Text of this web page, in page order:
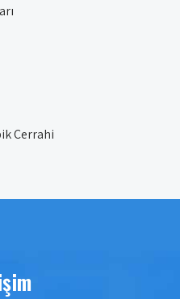
Cerrahi